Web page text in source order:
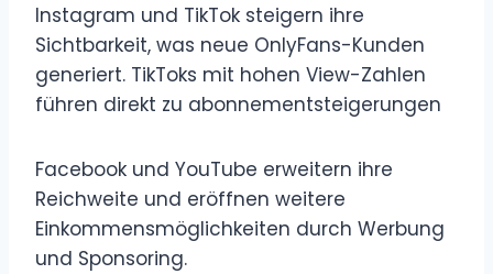
Instagram und TikTok steigern ihre
Sichtbarkeit, was neue OnlyFans-Kunden
generiert. TikToks mit hohen View-Zahlen
führen direkt zu abonnementsteigerungen
Facebook und YouTube erweitern ihre
Reichweite und eröffnen weitere
Einkommensmöglichkeiten durch Werbung
und Sponsoring.